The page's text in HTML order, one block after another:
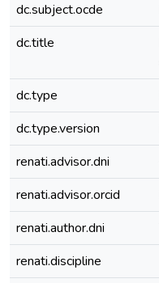
dc.subject.ocde
dc.title
dc.type
dc.type.version
renati.advisor.dni
renati.advisor.orcid
renati.author.dni
renati.discipline